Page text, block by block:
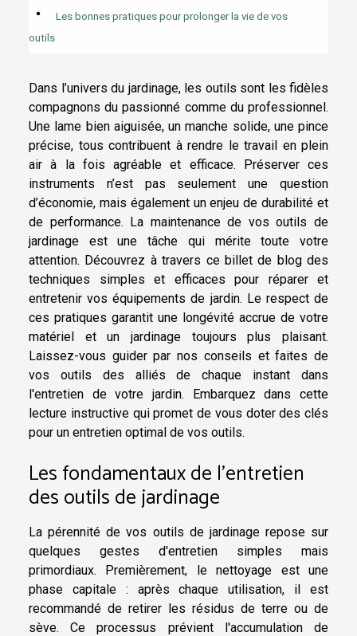
Les bonnes pratiques pour prolonger la vie de vos
outils
Dans l’univers du jardinage, les outils sont les fidèles
compagnons du passionné comme du professionnel.
Une lame bien aiguisée, un manche solide, une pince
précise, tous contribuent à rendre le travail en plein
air à la fois agréable et efficace. Préserver ces
instruments n’est pas seulement une question
d’économie, mais également un enjeu de durabilité et
de performance. La maintenance de vos outils de
jardinage est une tâche qui mérite toute votre
attention. Découvrez à travers ce billet de blog des
techniques simples et efficaces pour réparer et
entretenir vos équipements de jardin. Le respect de
ces pratiques garantit une longévité accrue de votre
matériel et un jardinage toujours plus plaisant.
Laissez-vous guider par nos conseils et faites de
vos outils des alliés de chaque instant dans
l'entretien de votre jardin. Embarquez dans cette
lecture instructive qui promet de vous doter des clés
pour un entretien optimal de vos outils.
Les fondamentaux de l'entretien
des outils de jardinage
La pérennité de vos outils de jardinage repose sur
quelques gestes d'entretien simples mais
primordiaux. Premièrement, le nettoyage est une
phase capitale : après chaque utilisation, il est
recommandé de retirer les résidus de terre ou de
sève. Ce processus prévient l'accumulation de